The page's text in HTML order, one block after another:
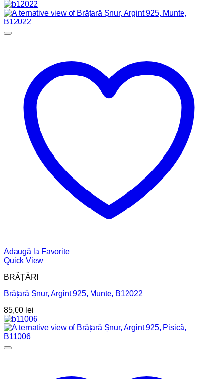
Adaugă la Favorite
Quick View
BRĂȚĂRI
Brățară Șnur, Argint 925, Munte, B12022
85,00 lei